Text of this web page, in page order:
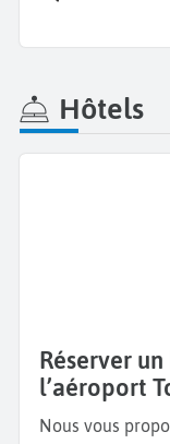
Hôtels
Réserver
l’aéroport
Nous vous